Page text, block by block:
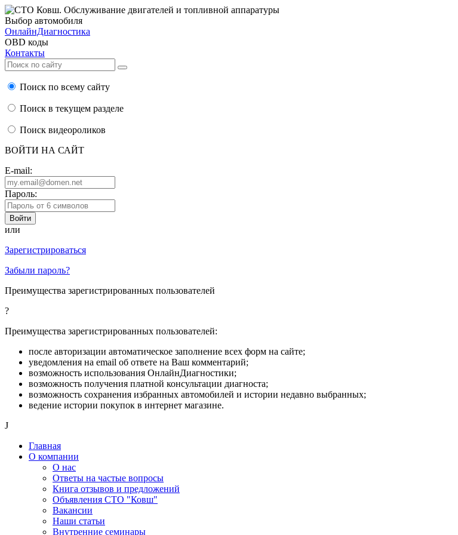
Выбор автомобиля
ОнлайнДиагностика
OBD коды
Контакты
Поиск по всему сайту
Поиск в текущем разделе
Поиск видеороликов
ВОЙТИ НА САЙТ
E-mail:
Пароль:
или
Зарегистрироваться
Забыли пароль?
Преимущества зарегистрированных пользователей
?
Преимущества зарегистрированных пользователей:
после авторизации автоматическое заполнение всех форм на сайте;
уведомления на email об ответе на Ваш комментарий;
возможность использования ОнлайнДиагностики;
возможность получения платной консультации диагноста;
возможность сохранения избранных автомобилей и истории недавно выбранных;
ведение истории покупок в интернет магазине.
J
Главная
О компании
О нас
Ответы на частые вопросы
Книга отзывов и предложений
Объявления СТО "Ковш"
Вакансии
Наши статьи
Внутренние семинары